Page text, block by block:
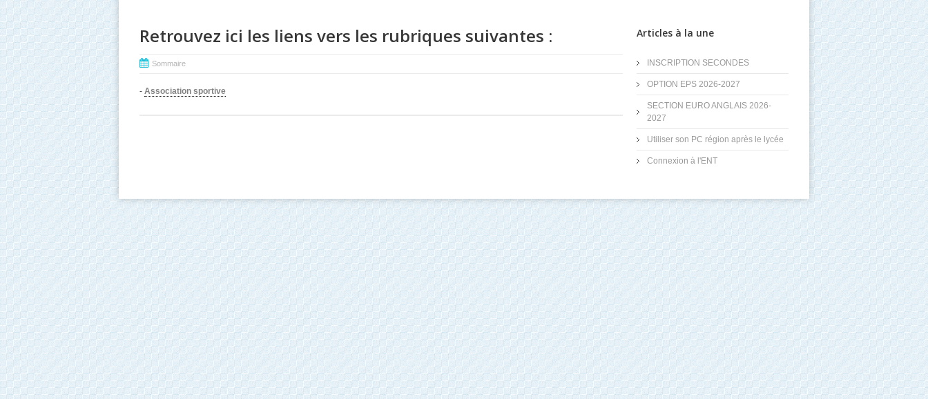
Retrouvez ici les liens vers les rubriques suivantes :
Sommaire
- Association sportive
Articles à la une
INSCRIPTION SECONDES
OPTION EPS 2026-2027
SECTION EURO ANGLAIS 2026-
2027
Utiliser son PC région après le lycée
Connexion à l'ENT